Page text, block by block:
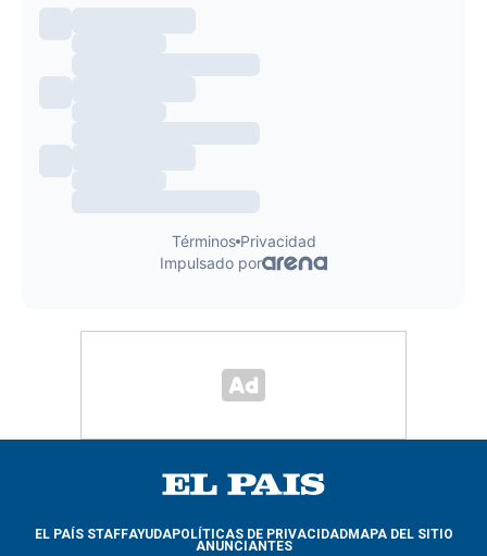
EL PAÍS STAFFAYUDAPOLÍTICAS DE PRIVACIDADMAPA DEL SITIO
ANUNCIANTES